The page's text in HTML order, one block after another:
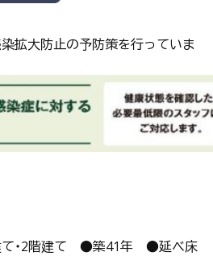
拡大防止の予防策を行っていま
・2階建て ●築41年 ●延べ床